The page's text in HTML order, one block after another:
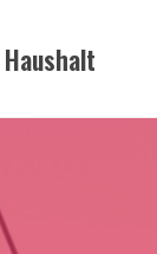
Haushalt